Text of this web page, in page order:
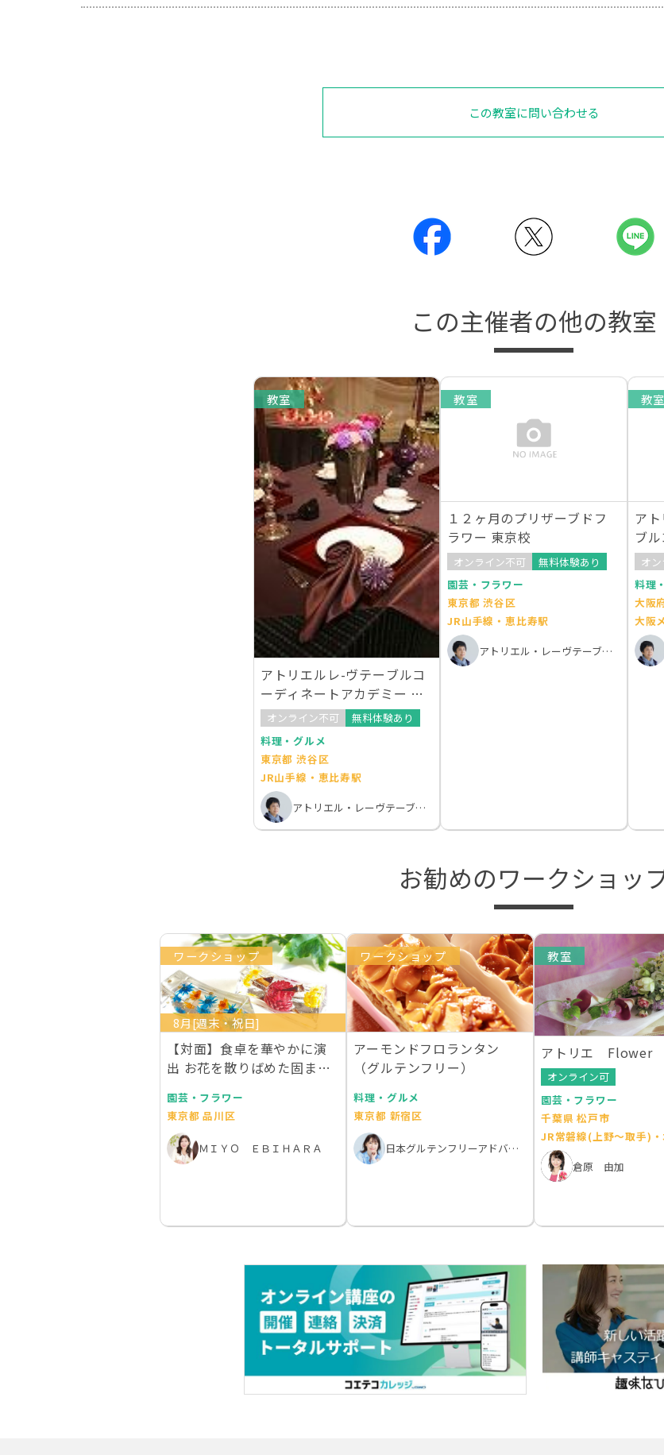
この教室に問い合わせる
この主催者の他の教室
教室
アトリエルレ-ヴテーブルコ
ーディネートアカデミー 東
京校
オンライン不可
無料体験あり
料理・グルメ
東京都 渋谷区
JR山手線・恵比寿駅
アトリエル・レーヴテーブルコーディネートアカデミー
教室
１２ヶ月のプリザーブドフ
ラワー 東京校
オンライン不可
無料体験あり
園芸・フラワー
東京都 渋谷区
JR山手線・恵比寿駅
アトリエル・レーヴテーブルコーディネートアカデミー
教室
ア
ブ
ミオ
料理
大阪
大阪
お勧めのワークショッ
ワークショップ
8月[週末・祝日]
【対面】食卓を華やかに演
出 お花を散りばめた固まる
園芸・フラワー
東京都 品川区
ＭＩＹＯ ＥＢＩＨＡＲＡ
ワークショップ
アーモンドフロランタン
（グルテンフリー）
料理・グルメ
東京都 新宿区
日本グルテンフリーアドバイザー協会・中村由美子
教室
アトリエ Flower
オンライン可
園芸・フラワー
千葉県 松戸市
JR常磐線(上野～取手)
倉原 由加